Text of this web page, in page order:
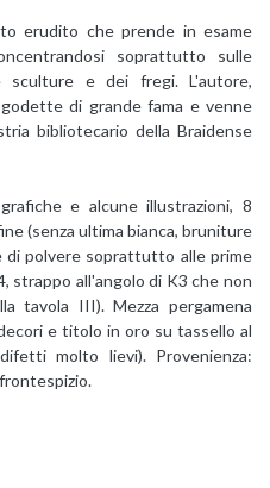
erudito che prende in esame
soprattutto sulle
sculture e dei fregi. L'autore,
di grande fama e venne
bibliotecario della Braidense
e alcune illustrazioni, 8
(senza ultima bianca, bruniture
polvere soprattutto alle prime
strappo all'angolo di K3 che non
tavola III). Mezza pergamena
e titolo in oro su tassello al
molto lievi). Provenienza: